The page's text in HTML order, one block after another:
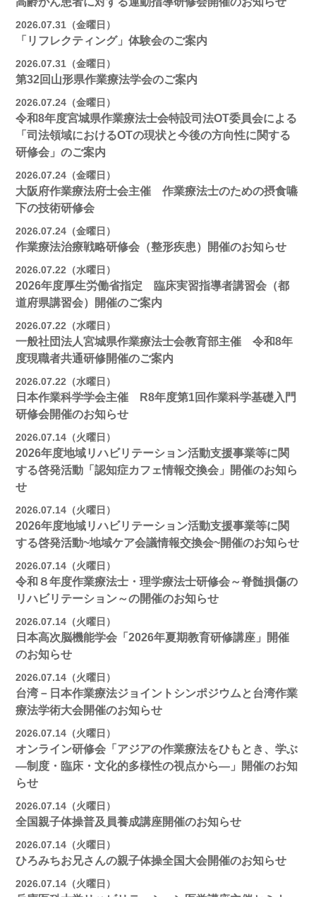
2026.07.31（金曜日）
「リフレクティング」体験会のご案内
2026.07.31（金曜日）
第32回山形県作業療法学会のご案内
2026.07.24（金曜日）
令和8年度宮城県作業療法士会特設司法OT委員会による
「司法領域におけるOTの現状と今後の方向性に関する
研修会」のご案内
2026.07.24（金曜日）
大阪府作業療法府士会主催 作業療法士のための摂食嚥
下の技術研修会
2026.07.24（金曜日）
作業療法治療戦略研修会（整形疾患）開催のお知らせ
2026.07.22（水曜日）
2026年度厚生労働省指定 臨床実習指導者講習会（都
道府県講習会）開催のご案内
2026.07.22（水曜日）
一般社団法人宮城県作業療法士会教育部主催 令和8年
度現職者共通研修開催のご案内
2026.07.22（水曜日）
日本作業科学学会主催 R8年度第1回作業科学基礎入門
研修会開催のお知らせ
2026.07.14（火曜日）
2026年度地域リハビリテーション活動支援事業等に関
する啓発活動「認知症カフェ情報交換会」開催のお知ら
せ
2026.07.14（火曜日）
2026年度地域リハビリテーション活動支援事業等に関
する啓発活動~地域ケア会議情報交換会~開催のお知らせ
2026.07.14（火曜日）
令和８年度作業療法士・理学療法士研修会～脊髄損傷の
リハビリテーション～の開催のお知らせ
2026.07.14（火曜日）
日本高次脳機能学会「2026年夏期教育研修講座」開催
のお知らせ
2026.07.14（火曜日）
台湾－日本作業療法ジョイントシンポジウムと台湾作業
療法学術大会開催のお知らせ
2026.07.14（火曜日）
オンライン研修会「アジアの作業療法をひもとき、学ぶ
―制度・臨床・文化的多様性の視点から―」開催のお知
らせ
2026.07.14（火曜日）
全国親子体操普及員養成講座開催のお知らせ
2026.07.14（火曜日）
ひろみちお兄さんの親子体操全国大会開催のお知らせ
2026.07.14（火曜日）